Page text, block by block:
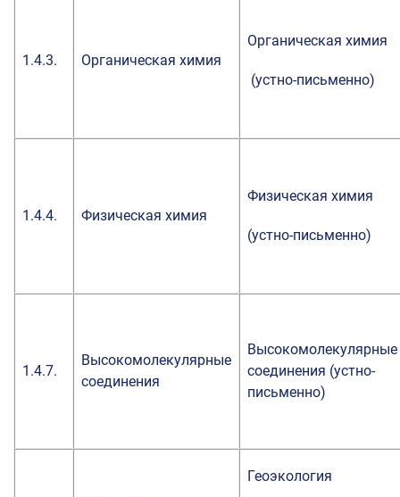
1.4.3. Органическая химия
Органическая химия
(устно-письменно)
1.4.4. Физическая химия
Физическая химия
(устно-письменно)
1.4.7.
Высокомолекулярные
соединения
Высокомолекулярные
соединения (устно-
письменно)
Геоэкология